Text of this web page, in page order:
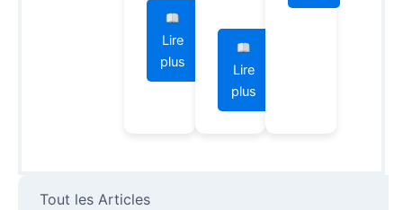
Lire
plus
Lire
plus
Tout les Articles